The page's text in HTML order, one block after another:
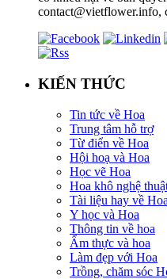
contact@vietflower.info,
KIẾN THỨC
Tin tức về Hoa
Trung tâm hỗ trợ
Từ điển về Hoa
Hội hoạ và Hoa
Học vẽ Hoa
Hoa khô nghệ
Tài liệu hay về Hoa
Y học và Hoa
Thông tin về hoa
Ẩm thực và hoa
Làm đẹp với Hoa
Trồng, chăm sóc